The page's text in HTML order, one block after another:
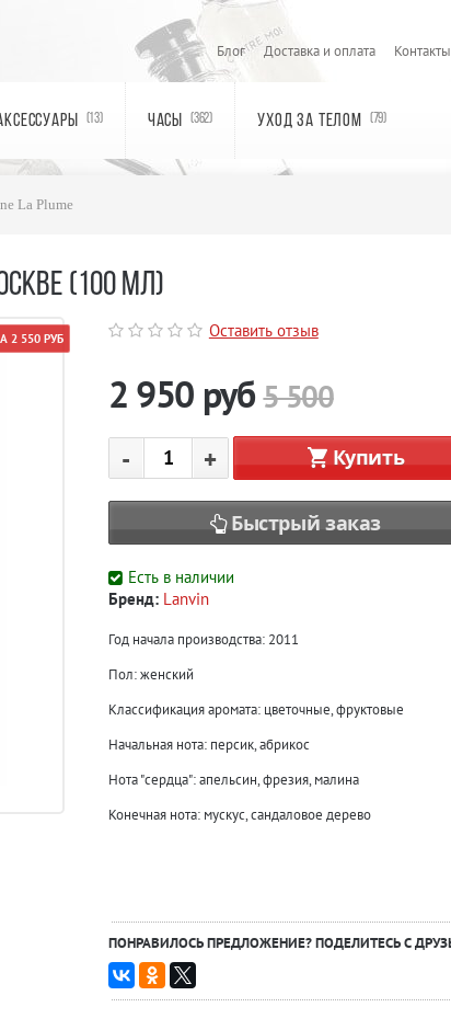
Блог Доставка и оплата Контакты
(13) ЧАСЫ (362) УХОД ЗА ТЕЛОМ (79)
La Plume
(100 МЛ)
2 550 РУБ Оставить отзыв
2 950 руб 5 500
- + Купить
Быстрый заказ
Есть в наличии
Бренд: Lanvin
Год начала производства: 2011
Пол:женский
Классификация аромата: цветочные, фруктовые
Начальная нота: персик, абрикос
Нота "сердца":апельсин, фрезия, малина
Конечная нота: мускус, сандаловое дерево
ПОНРАВИЛОСЬ ПРЕДЛОЖЕНИЕ? ПОДЕЛИТЕСЬ С